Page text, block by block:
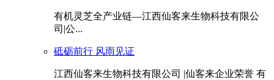
有机灵芝全产业链—江西仙客来生物科技有限公
司|公...
砥砺前行 风雨见证
江西仙客来生物科技有限公司 |仙客来企业荣誉 有